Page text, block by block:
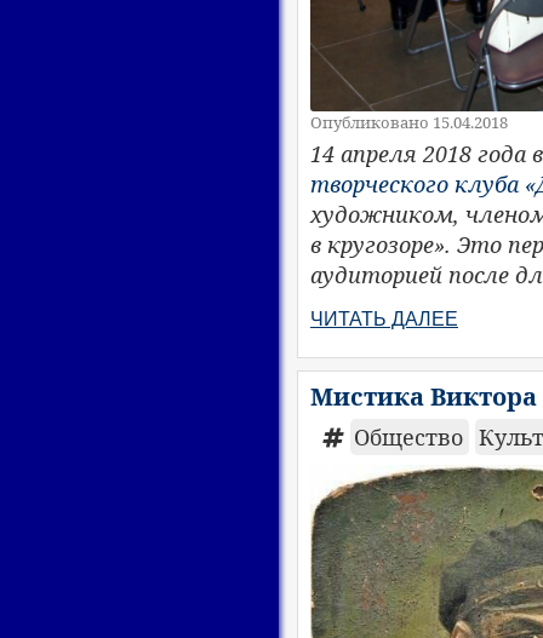
Опубликовано 15.04.2018
14 апреля 2018 года
творческого клуба
художником,
в кругозоре». Это
аудиторией после
ЧИТАТЬ ДАЛЕЕ
Мистика
Общество